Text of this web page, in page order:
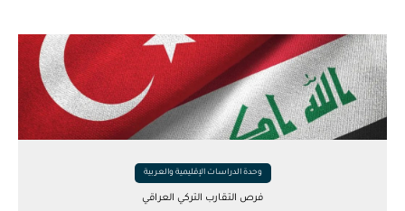
وحدة الدراسات الإقليمية والعربية
فرص التقارب التركي العراقي